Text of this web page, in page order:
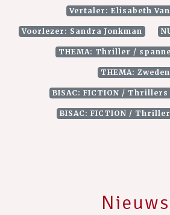
Vertaler: Elisabeth
Voorlezer: Sandra Jonkman
THEMA: Thriller /
THEMA: Zweden
BISAC: FICTION / Thrillers
BISAC: FICTION /
Nieuws